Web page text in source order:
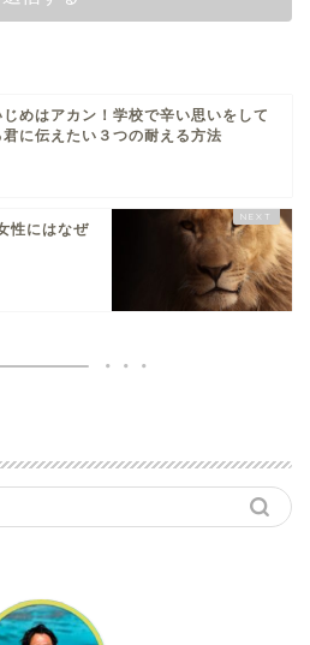
じめはアカン！学校で辛い思いをして
君に伝えたい３つの耐える方法
性にはなぜ